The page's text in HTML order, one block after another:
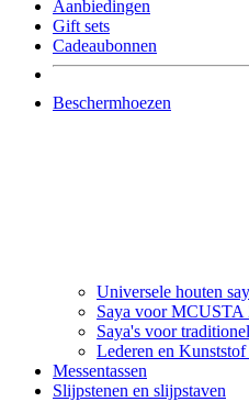
Aanbiedingen
Gift sets
Cadeaubonnen
Beschermhoezen
Universele houten
Saya voor
Saya's voor
Lederen en Kunststof
Messentassen
Slijpstenen en slijpstaven